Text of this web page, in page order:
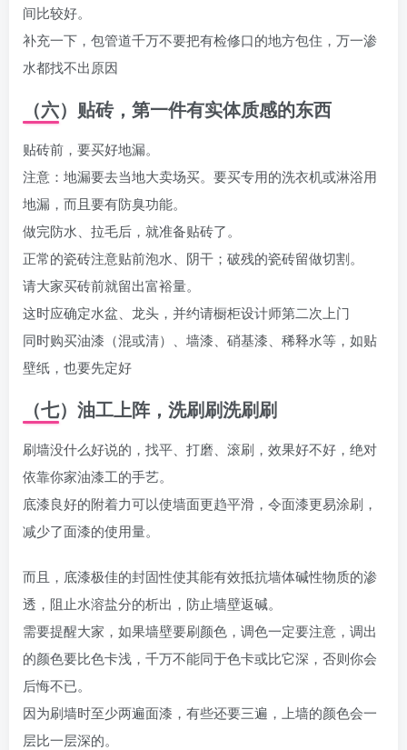
间比较好。
补充一下，包管道千万不要把有检修口的地方包住，万一渗
水都找不出原因
（六）贴砖，第一件有实体质感的东西
贴砖前，要买好地漏。
注意：地漏要去当地大卖场买。要买专用的洗衣机或淋浴用
地漏，而且要有防臭功能。
做完防水、拉毛后，就准备贴砖了。
正常的瓷砖注意贴前泡水、阴干；破残的瓷砖留做切割。
请大家买砖前就留出富裕量。
这时应确定水盆、龙头，并约请橱柜设计师第二次上门
同时购买油漆（混或清）、墙漆、硝基漆、稀释水等，如贴
壁纸，也要先定好
（七）油工上阵，洗刷刷洗刷刷
刷墙没什么好说的，找平、打磨、滚刷，效果好不好，绝对
依靠你家油漆工的手艺。
底漆良好的附着力可以使墙面更趋平滑，令面漆更易涂刷，
减少了面漆的使用量。
而且，底漆极佳的封固性使其能有效抵抗墙体碱性物质的渗
透，阻止水溶盐分的析出，防止墙壁返碱。
需要提醒大家，如果墙壁要刷颜色，调色一定要注意，调出
的颜色要比色卡浅，千万不能同于色卡或比它深，否则你会
后悔不已。
因为刷墙时至少两遍面漆，有些还要三遍，上墙的颜色会一
层比一层深的。